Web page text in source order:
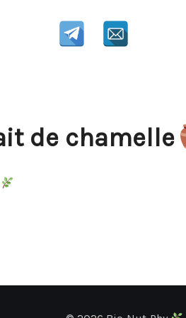
de chamelle